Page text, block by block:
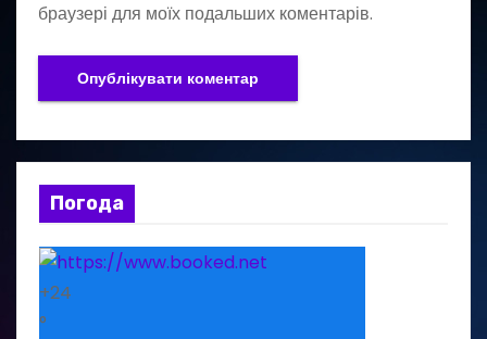
браузері для моїх подальших коментарів.
Погода
+24
°